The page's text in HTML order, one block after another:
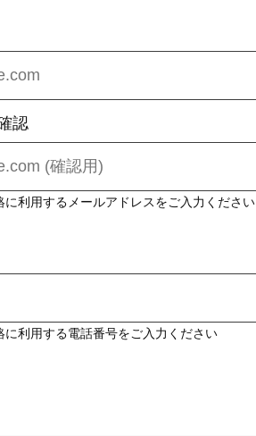
利用するメールアドレスをご入力ください
利用する電話番号をご入力ください